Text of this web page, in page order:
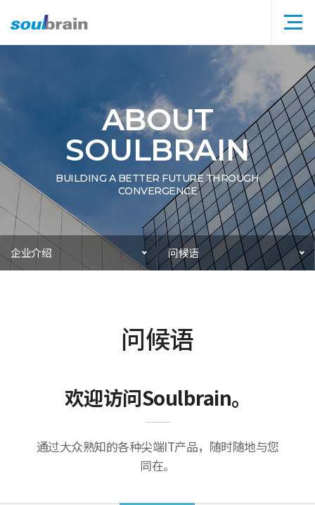
타
이
틀
ABOUT
SOULBRAIN
BUILDING A BETTER FUTURE THROUGH
CONVERGENCE
企业介绍 问候语
问候语
欢迎访问Soulbrain。
通过大众熟知的各种尖端IT产品，随时随地与您
同在。